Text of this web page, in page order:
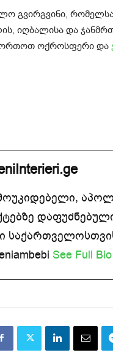
გვირგვინი,
იღბალისა და
ოქროსფერი და
See Full Bio